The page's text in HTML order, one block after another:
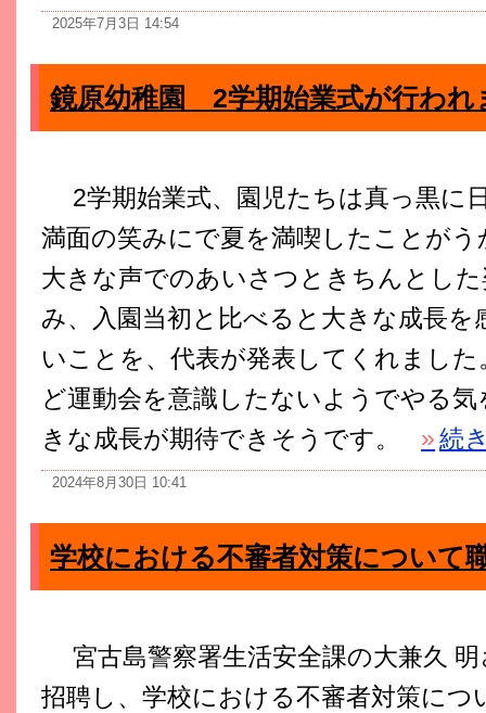
2025年7月3日 14:54
鏡原幼稚園 2学期始業式が行われ
2学期始業式、園児たちは真っ黒に
満面の笑みにで夏を満喫したことが
大きな声でのあいさつときちんとし
み、入園当初と比べると大きな成長
いことを、代表が発表してくれまし
ど運動会を意識したないようでやる
きな成長が期待できそうです。
»続
2024年8月30日 10:41
学校における不審者対策について
宮古島警察署生活安全課の大兼久
招聘し、学校における不審者対策につ